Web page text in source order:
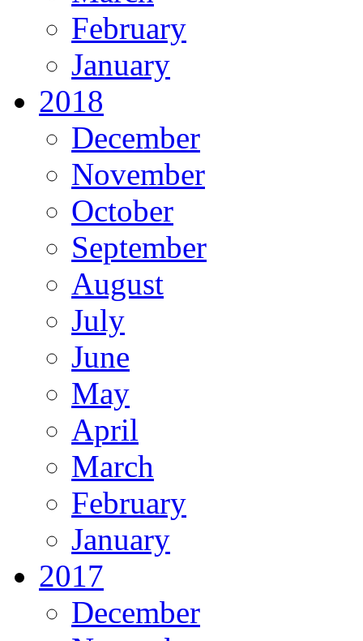
February
January
2018
December
November
October
September
August
July
June
May
April
March
February
January
2017
December